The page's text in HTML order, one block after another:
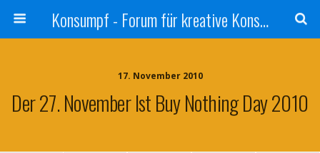
Konsumpf - Forum für kreative Konsumkritik - Culture Jamming, Nachhaltigkeit, Konzernkritik, Adbusting
17. November 2010
Der 27. November Ist Buy Nothing Day 2010